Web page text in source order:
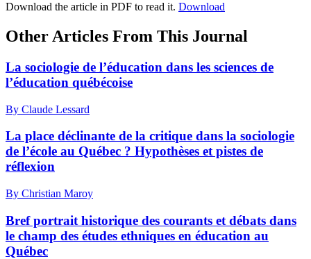
Download the article in PDF to read it. Download
Other Articles From This Journal
La sociologie de l’éducation dans les sciences de
l’éducation québécoise
By Claude Lessard
La place déclinante de la critique dans la sociologie
de l’école au Québec ? Hypothèses et pistes de
réflexion
By Christian Maroy
Bref portrait historique des courants et débats dans
le champ des études ethniques en éducation au
Québec